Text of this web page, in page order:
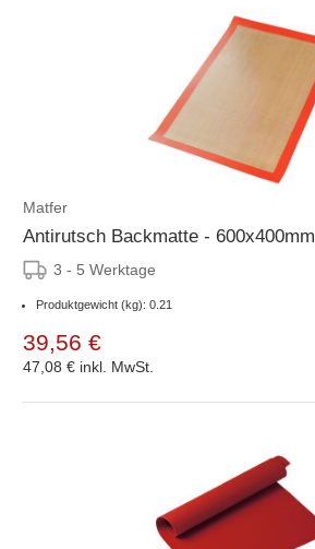
Matfer
Antirutsch Backmatte - 600x400mm
3 - 5 Werktage
Produktgewicht (kg): 0.21
39,56 €
47,08 € inkl. MwSt.